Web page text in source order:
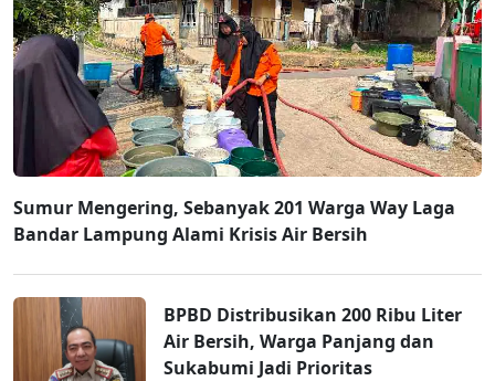
Sumur Mengering, Sebanyak 201 Warga Way Laga
Bandar Lampung Alami Krisis Air Bersih
BPBD Distribusikan 200 Ribu Liter
Air Bersih, Warga Panjang dan
Sukabumi Jadi Prioritas